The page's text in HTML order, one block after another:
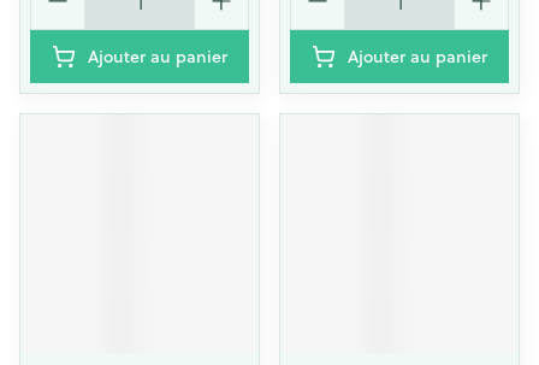
Ajouter au panier Ajouter au panier